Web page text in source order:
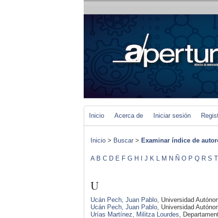
Inicio Acerca de Iniciar sesión
Inicio > Buscar > Examinar índice de
A B C D E F G H I J K L M N Ñ O P Q R S T
U
Ucán Pech, Juan Pablo , Universidad
Ucán Pech, Juan Pablo , Universidad
Urías Martínez, Militza Lourdes ,